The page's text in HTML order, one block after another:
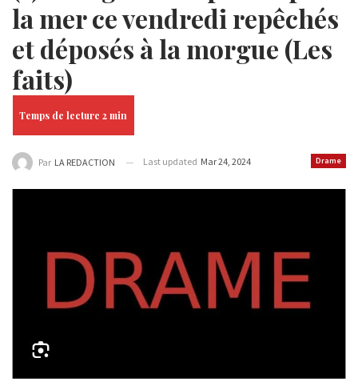
la mer ce vendredi repêchés
et déposés à la morgue (Les
faits)
Drame
Par LA REDACTION Last updated Mar 24, 2024